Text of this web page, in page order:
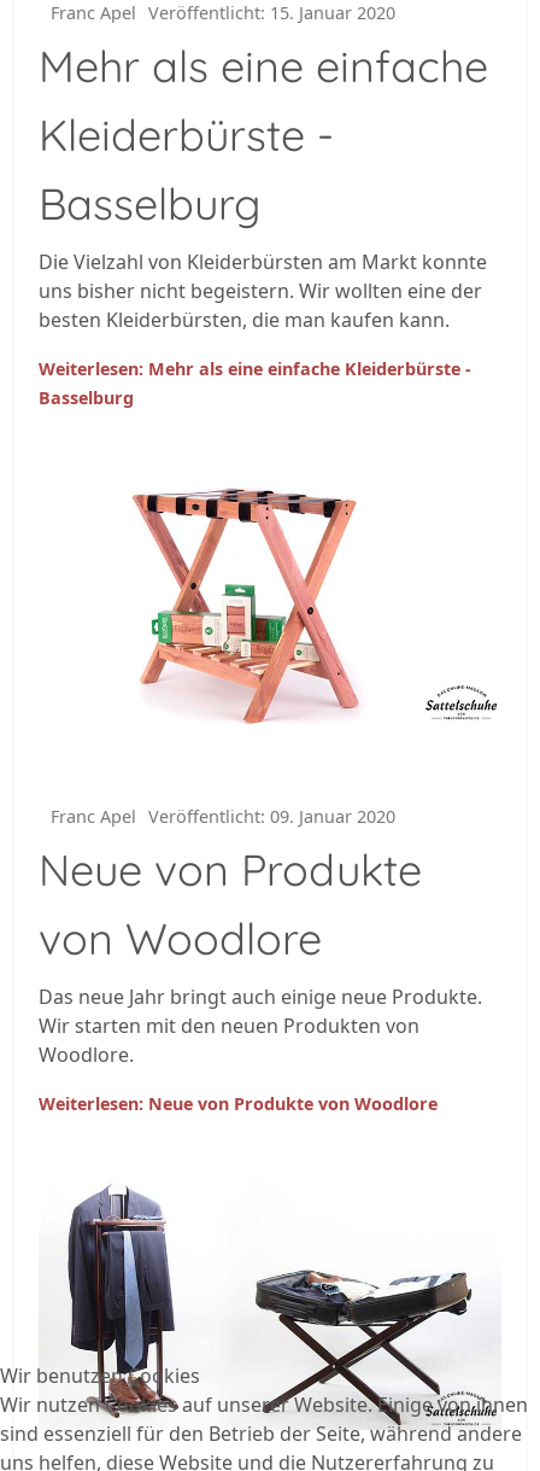
Franc Apel Veröffentlicht: 15. Januar 2020
Mehr als eine einfache
Kleiderbürste -
Basselburg
Die Vielzahl von Kleiderbürsten am Markt konnte
uns bisher nicht begeistern. Wir wollten eine der
besten Kleiderbürsten, die man kaufen kann.
Weiterlesen: Mehr als eine einfache Kleiderbürste -
Basselburg
Franc Apel Veröffentlicht: 09. Januar 2020
Neue von Produkte
von Woodlore
Das neue Jahr bringt auch einige neue Produkte.
Wir starten mit den neuen Produkten von
Woodlore.
Weiterlesen: Neue von Produkte von Woodlore
Wir benutzen Cookies
Wir nutzen Cookies auf unserer Website. Einige von ihnen
sind essenziell für den Betrieb der Seite, während andere
uns helfen, diese Website und die Nutzererfahrung zu